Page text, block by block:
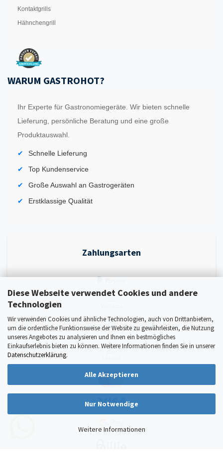
Diese Webseite verwendet Cookies und andere
Technologien
Wir verwenden Cookies und ähnliche Technologien, auch von Drittanbietern,
um die ordentliche Funktionsweise der Website zu gewährleisten, die Nutzung
unseres Angebotes zu analysieren und Ihnen ein bestmögliches
Einkaufserlebnis bieten zu können. Weitere Informationen finden Sie in unserer
Datenschutzerklärung.
Alle Akzeptieren
Nur Notwendige
Weitere Informationen
Kontaktgrills
Hähnchengrill
WARUM GASTROHOT?
Ihr Experte für Gastronomiegeräte. Wir bieten schnelle
Lieferung, persönliche Beratung und eine große
Produktauswahl.
Schnelle Lieferung
Top Kundenservice
Große Auswahl an Gastrogeräten
Erstklassige Qualität
Zahlungsarten